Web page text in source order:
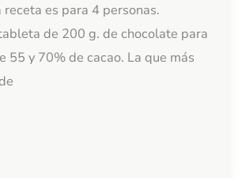
receta es para 4 personas.
de 200 g. de chocolate para
55 y 70% de cacao. La que más